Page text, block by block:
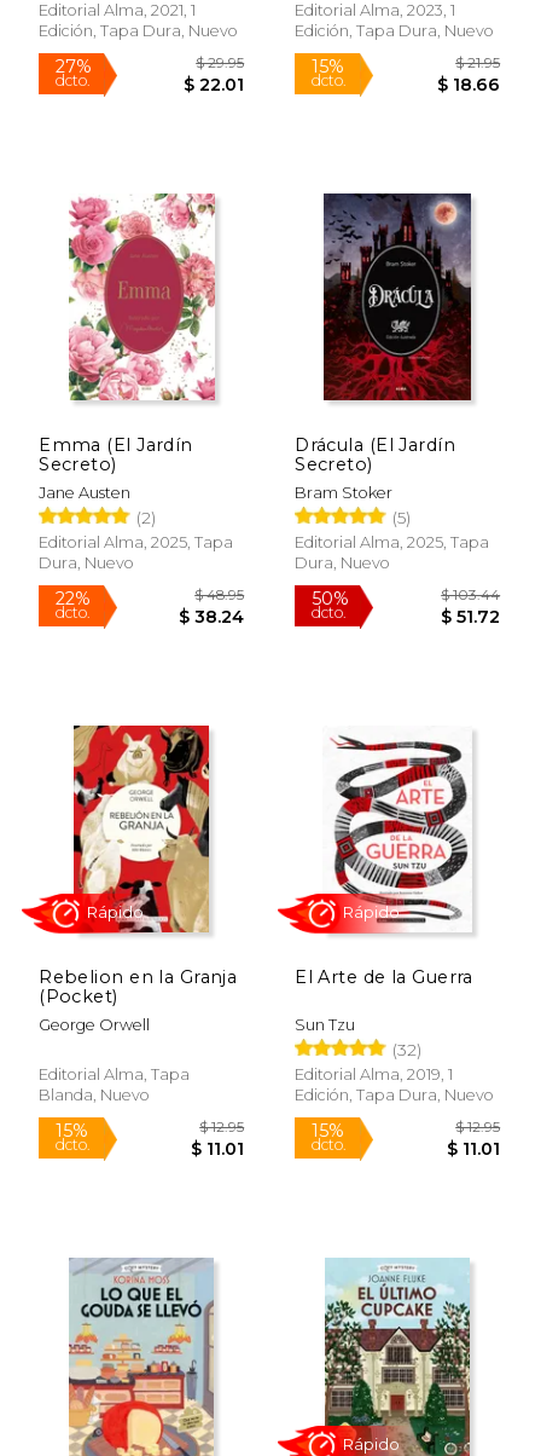
15%
dcto.
Rápido
15%
dcto.
Rápido
Editorial Alma, 2021, 1
Edición, Tapa Dura, Nuevo
27%
Rápido
Editorial Alma, 2023, 1
Edición, Tapa Dura, Nuevo
15%
dcto.
Emma (El Jardín
Secreto)
Jane Austen
(2)
Editorial Alma, 2025, Tapa
Dura, Nuevo
Drácula (El Jardín
Secreto)
Bram Stoker
(5)
Editorial Alma, 2025, Tapa
Dura, Nuevo
Rebelion en la Granja
(Pocket)
George Orwell
Editorial Alma, Tapa
Blanda, Nuevo
El Arte de la Guerra
Sun Tzu
(32)
Editorial Alma, 2019, 1
Edición, Tapa Dura, Nuevo